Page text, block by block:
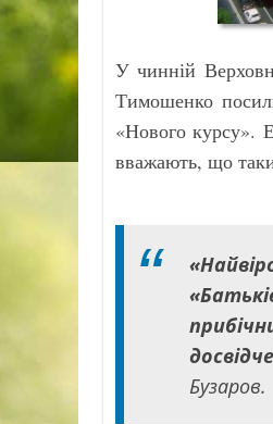
У чинній
Тимошенко
«Нового курсу».
вважають, що
Бузаров.